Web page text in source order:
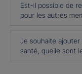
Est-il possible de
pour les autres
Je souhaite
santé, quelle sont